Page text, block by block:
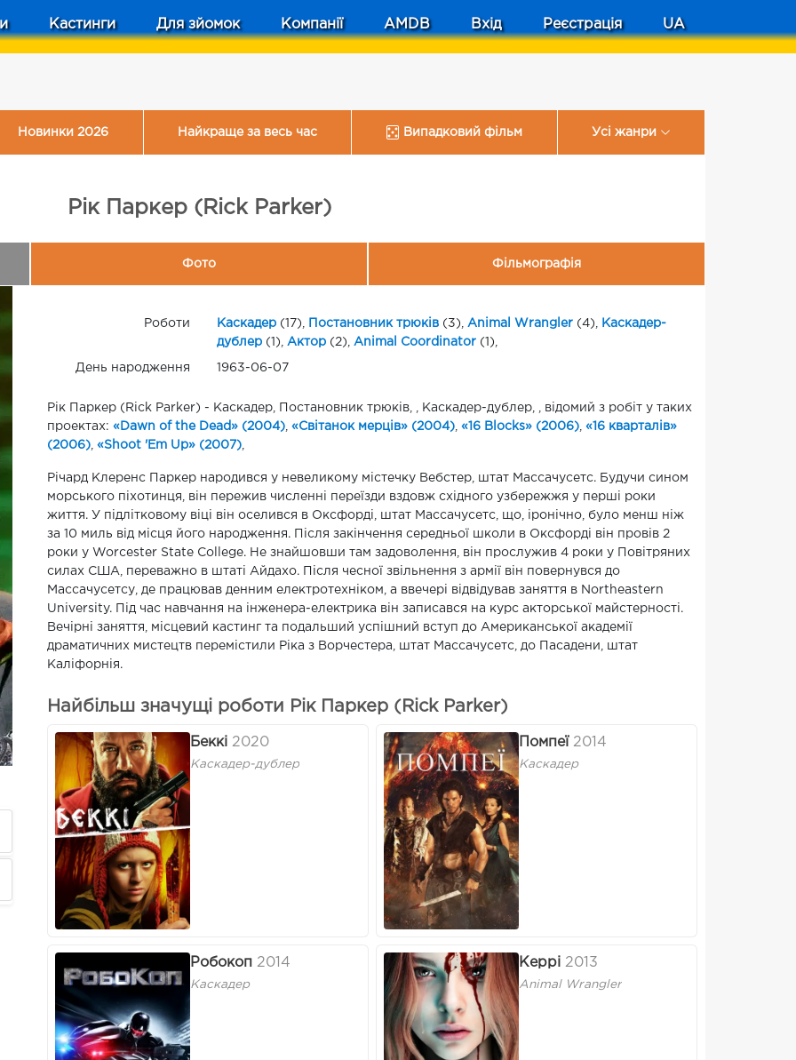
Кастинги Для зйомок Компанії AMDB Вхід Реєстрація UA
Новинки 2026 Найкраще за весь час Випадковий фільм Усі жанри
Рік Паркер (Rick Parker)
Фото Фільмографія
Роботи Каскадер(17), Постановник трюків(3), Animal Wrangler(4),
Каскадер-
дублер(1), Актор(2), Animal Coordinator(1),
День народження 1963-06-07
Рік Паркер (Rick Parker) - Каскадер, Постановник трюків, , Каскадер-дублер, , відомий з робіт у таких
проектах: «Dawn of the Dead» (2004) «Світанок мерців» (2004) «16 Blocks» (2006) «16 кварталів»
(2006) «Shoot 'Em Up» (2007)
Річард Клеренс Паркер народився у невеликому містечку Вебстер, штат Массачусетс. Будучи сином
морського піхотинця, він пережив численні переїзди вздовж східного узбережжя у перші роки
життя. У підлітковому віці він оселився в Оксфорді, штат Массачусетс, що, іронічно, було менш ніж
за 10 миль від місця його народження. Після закінчення середньої школи в Оксфорді він провів 2
роки у Worcester State College. Не знайшовши там задоволення, він прослужив 4 роки у Повітряних
силах США, переважно в штаті Айдахо. Після чесної звільнення з армії він повернувся до
Массачусетсу, де працював денним електротехніком, а ввечері відвідував заняття в Northeastern
University. Під час навчання на інженера-електрика він записався на курс акторської майстерності.
Вечірні заняття, місцевий кастинг та подальший успішний вступ до Американської академії
драматичних мистецтв перемістили Ріка з Ворчестера, штат Массачусетс, до Пасадени, штат
Каліфорнія.
Найбільш значущі роботи Рік Паркер (Rick Parker)
Беккі 2020
Каскадер-дублер
Помпеї 2014
Каскадер
Робокоп 2014
Каскадер
Керрі 2013
Animal Wrangler